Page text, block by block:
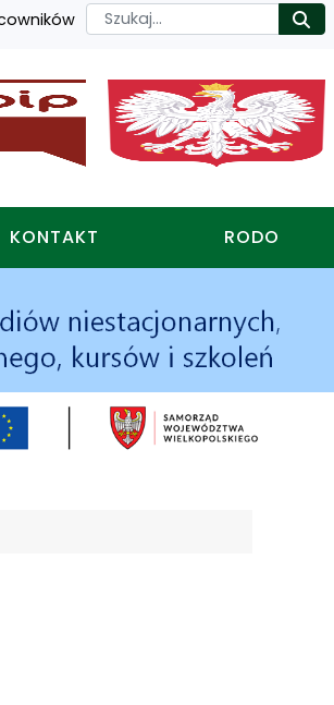
Szukaj
KONTAKT RODO